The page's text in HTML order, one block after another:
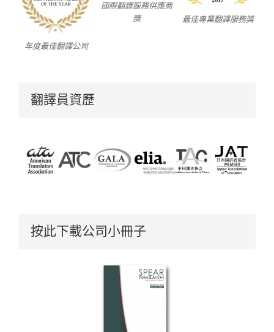
年度最佳翻譯公司
國際翻譯服務供應商
獎
最佳專業翻譯服務獎
翻譯員資歷
按此下載公司小冊子